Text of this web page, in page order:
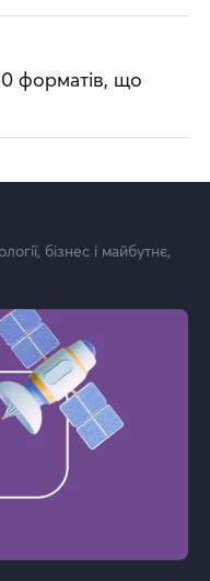
форматів, що
бізнес і майбутнє,